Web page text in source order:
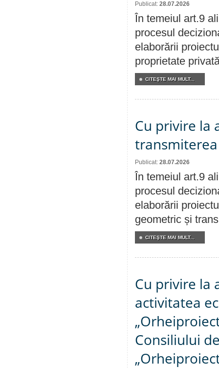
Publicat: 28.07.2026
În temeiul art.9
procesul
elaborării
proprietate
CITEŞTE MAI MULT...
Cu privire la
Publicat: 28.07.2026
În temeiul art.9
procesul
elaborării
geometric și
CITEŞTE MAI MULT...
Cu privire la
activitatea
Consiliului